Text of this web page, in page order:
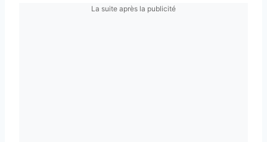
La suite après la publicité